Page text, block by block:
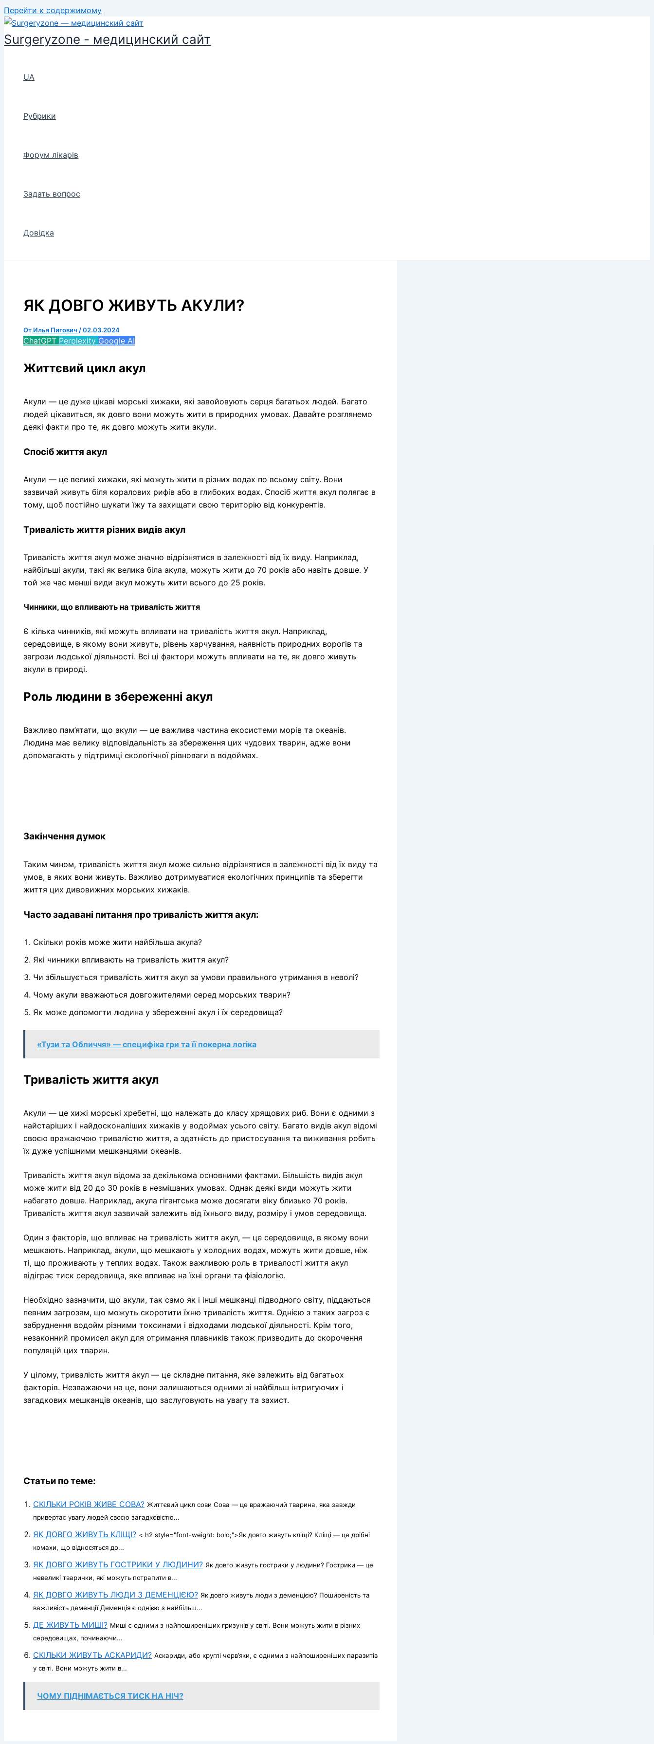
Перейти к содержимому
Surgeryzone - медицинский сайт
UA
Рубрики
Форум лікарів
Задать вопрос
Довідка
ЯК ДОВГО ЖИВУТЬ АКУЛИ?
От Илья Пигович /02.03.2024
ChatGPT Perplexity Google AI
Життєвий цикл акул
Акули — це дуже цікаві морські хижаки, які завойовують серця багатьох людей. Багато
людей цікавиться, як довго вони можуть жити в природних умовах. Давайте розглянемо
деякі факти про те, як довго можуть жити акули.
Спосіб життя акул
Акули — це великі хижаки, які можуть жити в різних водах по всьому світу. Вони
зазвичай живуть біля коралових рифів або в глибоких водах. Спосіб життя акул полягає в
тому, щоб постійно шукати їжу та захищати свою територію від конкурентів.
Тривалість життя різних видів акул
Тривалість життя акул може значно відрізнятися в залежності від їх виду. Наприклад,
найбільші акули, такі як велика біла акула, можуть жити до 70 років або навіть довше. У
той же час менші види акул можуть жити всього до 25 років.
Чинники, що впливають на тривалість життя
Є кілька чинників, які можуть впливати на тривалість життя акул. Наприклад,
середовище, в якому вони живуть, рівень харчування, наявність природних ворогів та
загрози людської діяльності. Всі ці фактори можуть впливати на те, як довго живуть
акули в природі.
Роль людини в збереженні акул
Важливо пам’ятати, що акули — це важлива частина екосистеми морів та океанів.
Людина має велику відповідальність за збереження цих чудових тварин, адже вони
допомагають у підтримці екологічної рівноваги в водоймах.
Закінчення думок
Таким чином, тривалість життя акул може сильно відрізнятися в залежності від їх виду та
умов, в яких вони живуть. Важливо дотримуватися екологічних принципів та зберегти
життя цих дивовижних морських хижаків.
Часто задавані питання про тривалість життя акул:
Скільки років може жити найбільша акула?
Які чинники впливають на тривалість життя акул?
Чи збільшується тривалість життя акул за умови правильного утримання в неволі?
Чому акули вважаються довгожителями серед морських тварин?
Як може допомогти людина у збереженні акул і їх середовища?
«Тузи та Обличчя» — специфіка гри та її покерна логіка
Тривалість життя акул
Акули — це хижі морські хребетні, що належать до класу хрящових риб. Вони є одними з
найстаріших і найдосконаліших хижаків у водоймах усього світу. Багато видів акул відомі
своєю вражаючою тривалістю життя, а здатність до пристосування та виживання робить
їх дуже успішними мешканцями океанів.
Тривалість життя акул відома за декількома основними фактами. Більшість видів акул
може жити від 20 до 30 років в незмішаних умовах. Однак деякі види можуть жити
набагато довше. Наприклад, акула гігантська може досягати віку близько 70 років.
Тривалість життя акул зазвичай залежить від їхнього виду, розміру і умов середовища.
Один з факторів, що впливає на тривалість життя акул, — це середовище, в якому вони
мешкають. Наприклад, акули, що мешкають у холодних водах, можуть жити довше, ніж
ті, що проживають у теплих водах. Також важливою роль в тривалості життя акул
відіграє тиск середовища, яке впливає на їхні органи та фізіологію.
Необхідно зазначити, що акули, так само як і інші мешканці підводного світу, піддаються
певним загрозам, що можуть скоротити їхню тривалість життя. Однією з таких загроз є
забруднення водойм різними токсинами і відходами людської діяльності. Крім того,
незаконний промисел акул для отримання плавників також призводить до скорочення
популяцій цих тварин.
У цілому, тривалість життя акул — це складне питання, яке залежить від багатьох
факторів. Незважаючи на це, вони залишаються одними зі найбільш інтригуючих і
загадкових мешканців океанів, що заслуговують на увагу та захист.
Статьи по теме:
СКІЛЬКИ РОКІВ ЖИВЕ СОВА? Життєвий цикл сови Сова — це вражаючий тварина, яка завжди
привертає увагу людей своєю загадковістю...
ЯК ДОВГО ЖИВУТЬ КЛІЩІ? < h2 style="font-weight: bold;">Як довго живуть кліщі? Кліщі — це дрібні
комахи, що відносяться до...
ЯК ДОВГО ЖИВУТЬ ГОСТРИКИ У ЛЮДИНИ? Як довго живуть гострики у людини? Гострики — це
невеликі тваринки, які можуть потрапити в...
ЯК ДОВГО ЖИВУТЬ ЛЮДИ З ДЕМЕНЦІЄЮ? Як довго живуть люди з деменцією? Поширеність та
важливість деменції Деменція є однією з найбільш...
ДЕ ЖИВУТЬ МИШІ? Миші є одними з найпоширеніших гризунів у світі. Вони можуть жити в різних
середовищах, починаючи...
СКІЛЬКИ ЖИВУТЬ АСКАРИДИ? Аскариди, або круглі черв’яки, є одними з найпоширеніших паразитів
у світі. Вони можуть жити в...
ЧОМУ ПІДНІМАЄТЬСЯ ТИСК НА НІЧ?